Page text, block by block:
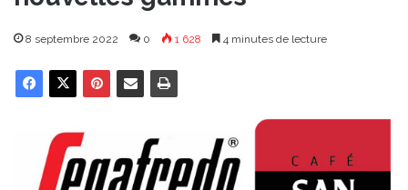
8 septembre 2022 0 1 628 4 minutes de lecture